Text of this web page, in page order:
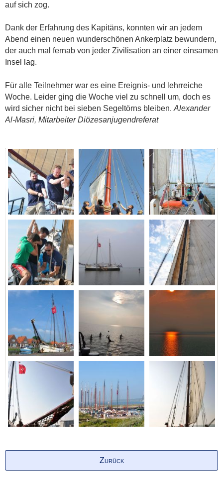
auf sich zog.
Dank der Erfahrung des Kapitäns, konnten wir an jedem
Abend einen neuen wunderschönen Ankerplatz bewundern,
der auch mal fernab von jeder Zivilisation an einer einsamen
Insel lag.
Für alle Teilnehmer war es eine Ereignis- und lehrreiche
Woche. Leider ging die Woche viel zu schnell um, doch es
wird sicher nicht bei sieben Segeltörns bleiben. Alexander
Al-Masri, Mitarbeiter Diözesanjugendreferat
Zurück